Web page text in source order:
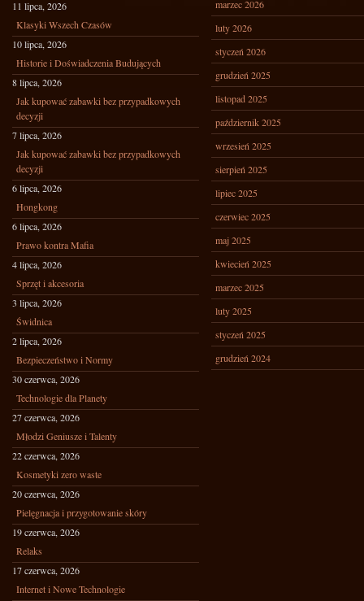
11 lipca, 2026
Klasyki Wszech Czasów
10 lipca, 2026
Historie i Doświadczenia Budujących
8 lipca, 2026
Jak kupować zabawki bez przypadkowych
decyzji
7 lipca, 2026
Jak kupować zabawki bez przypadkowych
decyzji
6 lipca, 2026
Hongkong
6 lipca, 2026
Prawo kontra Mafia
4 lipca, 2026
Sprzęt i akcesoria
3 lipca, 2026
Świdnica
2 lipca, 2026
Bezpieczeństwo i Normy
30 czerwca, 2026
Technologie dla Planety
27 czerwca, 2026
Młodzi Geniusze i Talenty
22 czerwca, 2026
Kosmetyki zero waste
20 czerwca, 2026
Pielęgnacja i przygotowanie skóry
19 czerwca, 2026
Relaks
17 czerwca, 2026
Internet i Nowe Technologie
marzec 2026
luty 2026
styczeń 2026
grudzień 2025
listopad 2025
październik 2025
wrzesień 2025
sierpień 2025
lipiec 2025
czerwiec 2025
maj 2025
kwiecień 2025
marzec 2025
luty 2025
styczeń 2025
grudzień 2024